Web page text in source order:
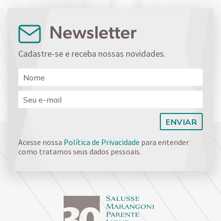
Newsletter
Cadastre-se e receba nossas novidades.
Acesse nossa Política de Privacidade para entender
como tratamos seus dados pessoais.